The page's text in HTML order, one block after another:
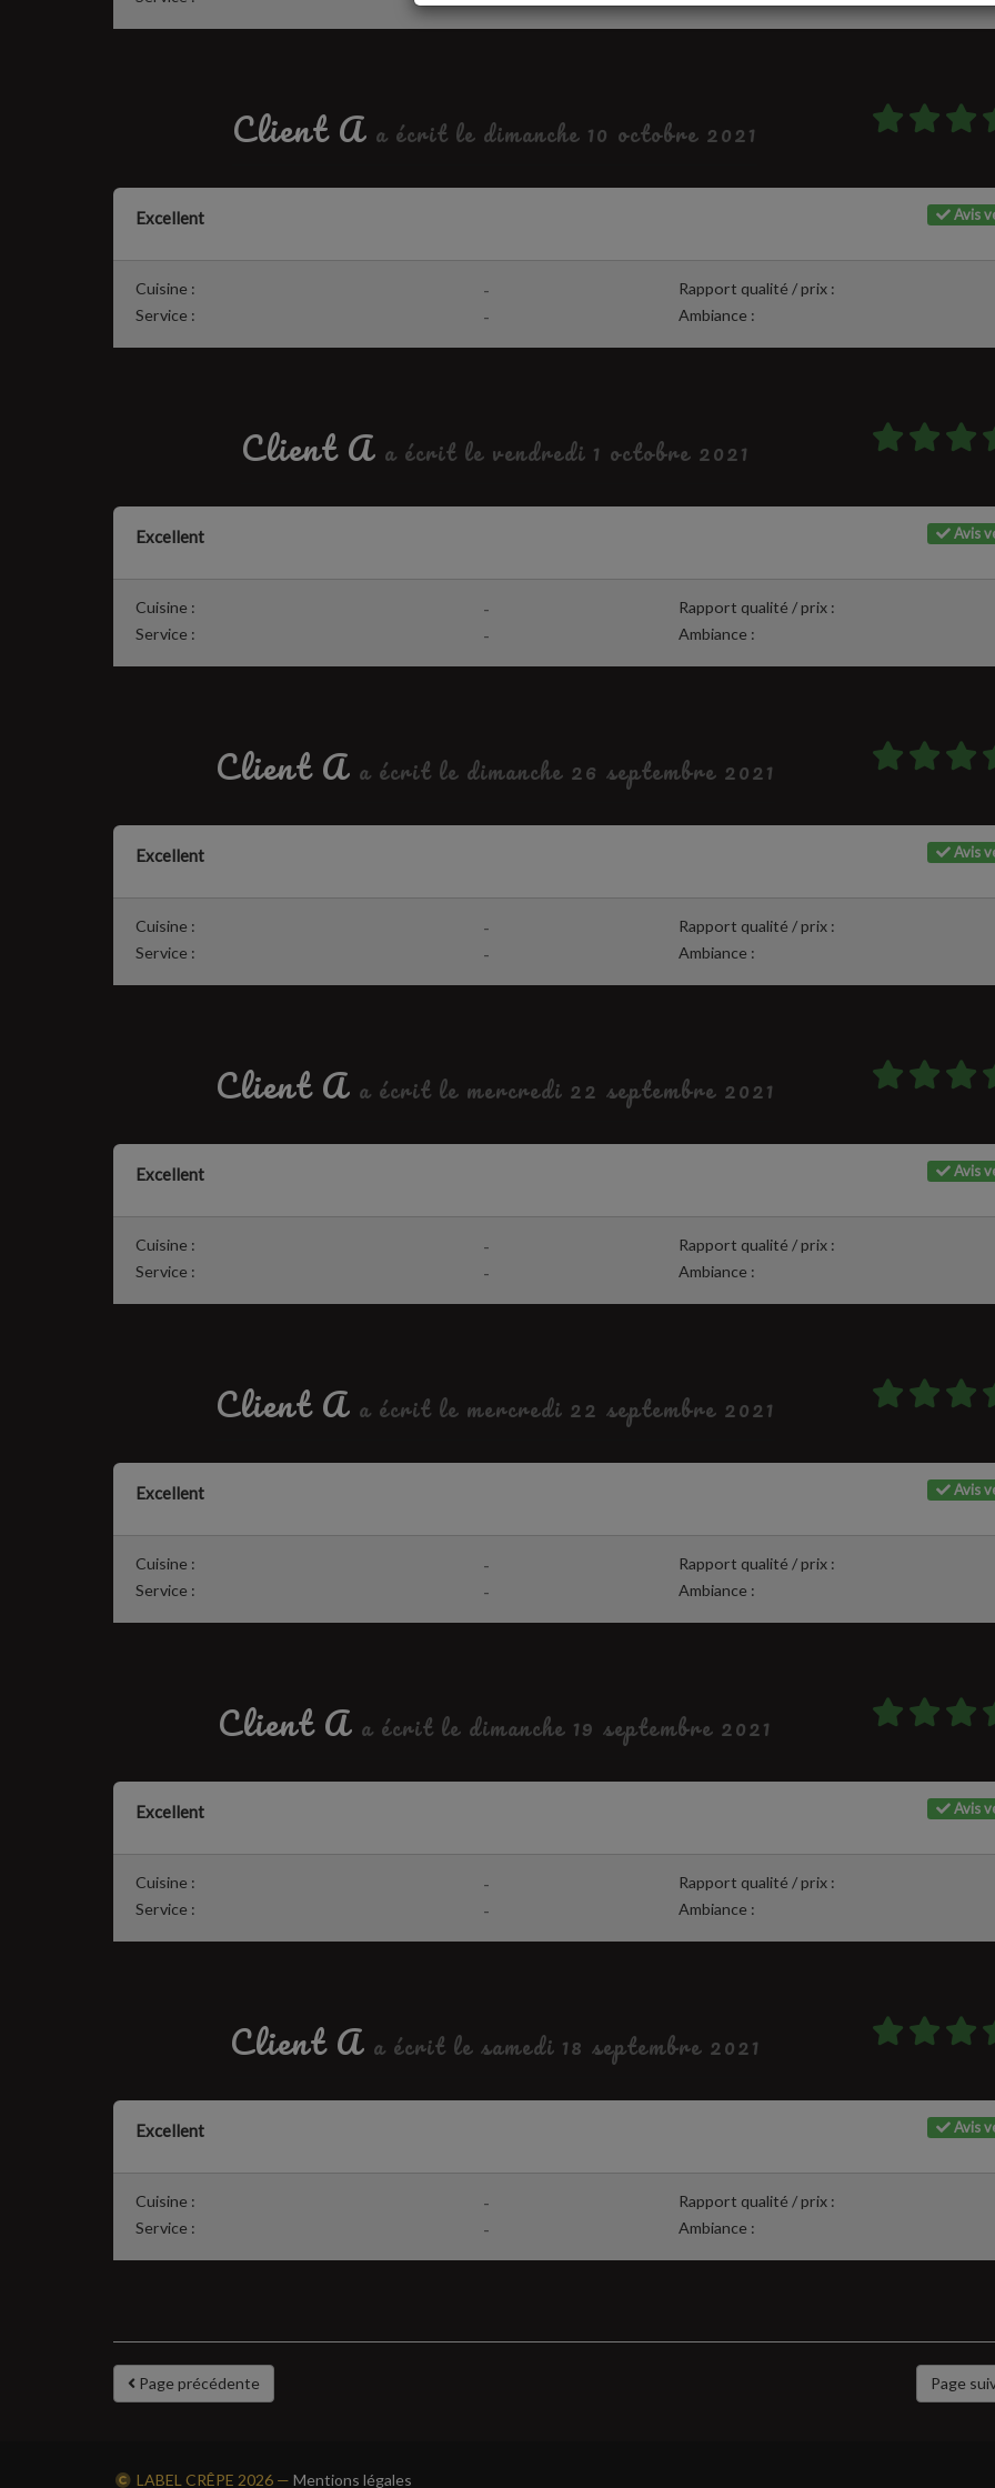
Client A a écrit le dimanche 10 octobre 2021
Avis
Excellent
-
Cuisine : Rapport qualité / prix :
-
Service : Ambiance :
Client A a écrit le vendredi 1 octobre 2021
Avis
Excellent
-
Cuisine : Rapport qualité / prix :
-
Service : Ambiance :
Client A a écrit le dimanche 26 septembre 2021
Avis
Excellent
-
Cuisine : Rapport qualité / prix :
-
Service : Ambiance :
Client A a écrit le mercredi 22 septembre 2021
Avis
Excellent
-
Cuisine : Rapport qualité / prix :
-
Service : Ambiance :
Client A a écrit le mercredi 22 septembre 2021
Avis
Excellent
-
Cuisine : Rapport qualité / prix :
-
Service : Ambiance :
Client A a écrit le dimanche 19 septembre 2021
Avis
Excellent
-
Cuisine : Rapport qualité / prix :
-
Service : Ambiance :
Client A a écrit le samedi 18 septembre 2021
Avis
Excellent
-
Cuisine : Rapport qualité / prix :
-
Service : Ambiance :
Page
Page précédente
LABEL CRÊPE 2026 — Mentions légales